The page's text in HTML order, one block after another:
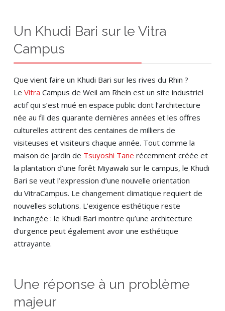
Un Khudi Bari sur le Vitra
Campus
Que vient faire un Khudi Bari sur les rives du Rhin ?
Le Vitra Campus de Weil am Rhein est un site industriel
actif qui s’est mué en espace public dont l’architecture
née au fil des quarante dernières années et les offres
culturelles attirent des centaines de milliers de
visiteuses et visiteurs chaque année. Tout comme la
maison de jardin de Tsuyoshi Tane récemment créée et
la plantation d’une forêt Miyawaki sur le campus, le Khudi
Bari se veut l’expression d’une nouvelle orientation
du VitraCampus. Le changement climatique requiert de
nouvelles solutions. L’exigence esthétique reste
inchangée : le Khudi Bari montre qu’une architecture
d’urgence peut également avoir une esthétique
attrayante.
Une réponse à un problème
majeur